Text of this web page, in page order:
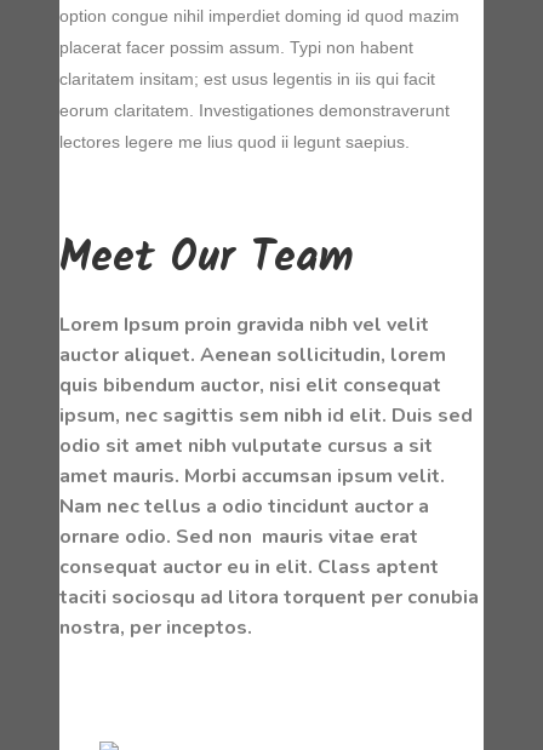
option congue nihil imperdiet doming id quod mazim
placerat facer possim assum. Typi non habent
claritatem insitam; est usus legentis in iis qui facit
eorum claritatem. Investigationes demonstraverunt
lectores legere me lius quod ii legunt saepius.
Meet Our Team
Lorem Ipsum proin gravida nibh vel velit
auctor aliquet. Aenean sollicitudin, lorem
quis bibendum auctor, nisi elit consequat
ipsum, nec sagittis sem nibh id elit. Duis sed
odio sit amet nibh vulputate cursus a sit
amet mauris. Morbi accumsan ipsum velit.
Nam nec tellus a odio tincidunt auctor a
ornare odio. Sed non mauris vitae erat
consequat auctor eu in elit. Class aptent
taciti sociosqu ad litora torquent per conubia
nostra, per inceptos.